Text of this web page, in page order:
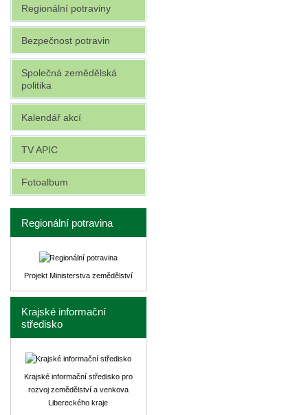
Regionální potraviny
Bezpečnost potravin
Společná zemědělská
politika
Kalendář akcí
TV APIC
Fotoalbum
Regionální potravina
Projekt Ministerstva zemědělství
Krajské informační
středisko
Krajské informační středisko pro
rozvoj zemědělství a venkova
Libereckého kraje